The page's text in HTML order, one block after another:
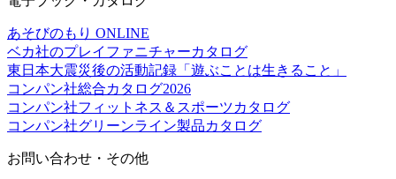
あそびのもり ONLINE
ベカ社のプレイファニチャーカタログ
東日本大震災後の活動記録「遊ぶことは生きること」
コンパン社総合カタログ2026
コンパン社フィットネス＆スポーツカタログ
コンパン社グリーンライン製品カタログ
お問い合わせ・その他